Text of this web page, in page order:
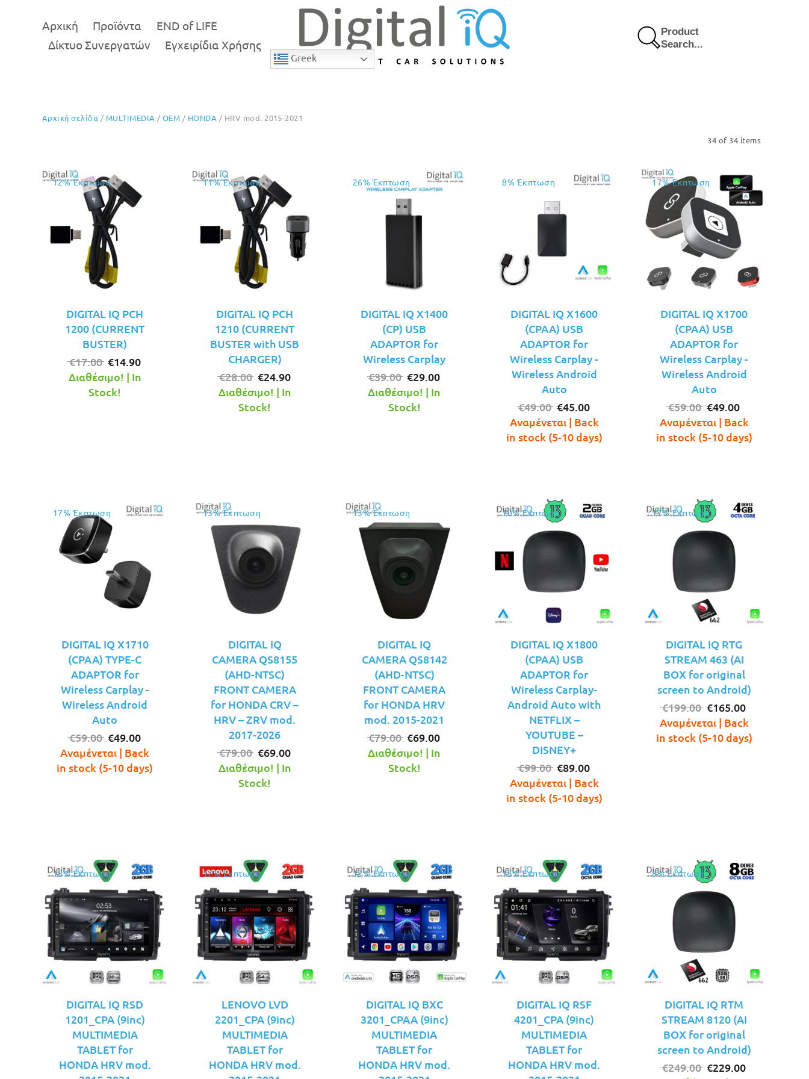
Αρχική Προϊόντα
END of LIFE
Δίκτυο Συνεργατών
Εγχειρίδια Χρήσης
Greek
Product
Search...
Αρχική σελίδα / MULTIMEDIA / OEM / HONDA / HRV mod. 2015-2021
34 of 34 items
12% Έκπτωση
DIGITAL IQ PCH
1200 (CURRENT
BUSTER)
€17.00 Original
price
was:
€14.90
Διαθέσιμο! | In
Stock!
11% Έκπτωση
DIGITAL IQ PCH
1210 (CURRENT
BUSTER with USB
CHARGER)
€28.00 Original
price
was:
€24.90
Διαθέσιμο! | In
Stock!
26% Έκπτωση
DIGITAL IQ X1400
(CP) USB
ADAPTOR for
Wireless Carplay
€39.00 Original
price
was:
€29.00
Διαθέσιμο! | In
Stock!
8% Έκπτωση
DIGITAL IQ X1600
(CPAA) USB
ADAPTOR for
Wireless Carplay -
Wireless Android
Auto
€49.00 Original
price
was:
€45.00
τρέχουσα
τιμή
Αναμένεται | Back
in stock (5-10 days)
17% Έκπτωση
DIGITAL IQ X1700
(CPAA) USB
ADAPTOR for
Wireless Carplay -
Wireless Android
Auto
€59.00 Original
price
was:
€49.00
τρέχουσα
τιμή
Αναμένεται | Back
in stock (5-10 days)
17% Έκπτωση
DIGITAL IQ X1710
(CPAA) TYPE-C
ADAPTOR for
Wireless Carplay -
Wireless Android
Auto
€59.00 Original
price
was:
€49.00
τρέχουσα
τιμή
Αναμένεται | Back
in stock (5-10 days)
13% Έκπτωση
DIGITAL IQ
CAMERA QS8155
(AHD-NTSC)
FRONT CAMERA
for HONDA CRV –
HRV – ZRV mod.
2017-2026
€79.00 Original
price
was:
€69.00
Διαθέσιμο! | In
Stock!
13% Έκπτωση
DIGITAL IQ
CAMERA QS8142
(AHD-NTSC)
FRONT CAMERA
for HONDA HRV
mod. 2015-2021
€79.00 Original
price
was:
€69.00
Διαθέσιμο! | In
Stock!
10% Έκπτωση
DIGITAL IQ X1800
(CPAA) USB
ADAPTOR for
Wireless Carplay-
Android Auto with
NETFLIX –
YOUTUBE –
DISNEY+
€99.00 Original
price
was:
€89.00
τρέχουσα
τιμή
Αναμένεται | Back
in stock (5-10 days)
17% Έκπτωση
DIGITAL IQ RTG
STREAM 463 (AI
BOX for original
screen to Android)
€199.00 Original
price
was:
€165.00
τρέχουσα
τιμή
Αναμένεται | Back
in stock (5-10 days)
15% Έκπτωση
DIGITAL IQ RSD
1201_CPA (9inc)
MULTIMEDIA
TABLET for
HONDA HRV mod.
17% Έκπτωση
LENOVO LVD
2201_CPA (9inc)
MULTIMEDIA
TABLET for
HONDA HRV mod.
12% Έκπτωση
DIGITAL IQ BXC
3201_CPAA (9inc)
MULTIMEDIA
TABLET for
HONDA HRV mod.
15% Έκπτωση
DIGITAL IQ RSF
4201_CPA (9inc)
MULTIMEDIA
TABLET for
HONDA HRV mod.
8% Έκπτωση
DIGITAL IQ RTM
STREAM 8120 (AI
BOX for original
screen to Android)
€249.00 Original
€229.00